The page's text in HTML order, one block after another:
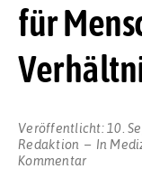
für
Veröffentlicht: 10.
Redaktion
In
Kommentarzu